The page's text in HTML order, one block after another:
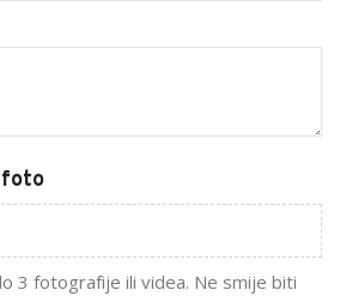
3 fotografije ili videa. Ne smije biti